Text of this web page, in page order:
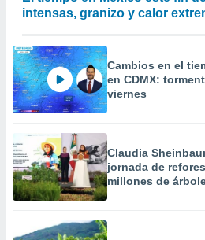
intensas, granizo y calor
Cambios en el
en CDMX:
viernes
Claudia
jornada de
millones de